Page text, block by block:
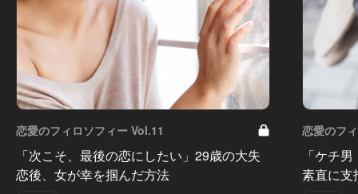
恋愛のフィロソフィー Vol.11
「次こそ、最後の恋にしたい」29歳の大失
恋後、女が幸を掴んだ方法
恋愛のフ
「ケチ
素直に支